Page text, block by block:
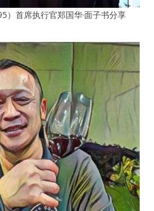
）首席执行官郑国华·面子书分享